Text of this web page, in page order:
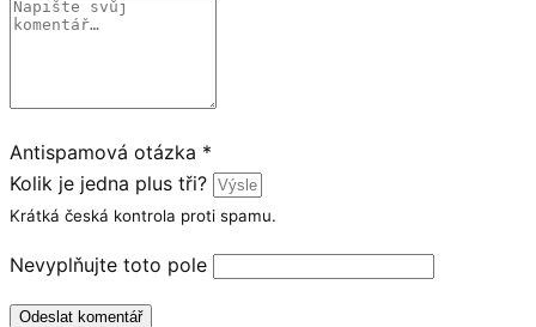
Antispamová otázka *
Kolik je jedna plus tři?
Krátká česká kontrola proti spamu.
Nevyplňujte toto pole
Odeslat komentář